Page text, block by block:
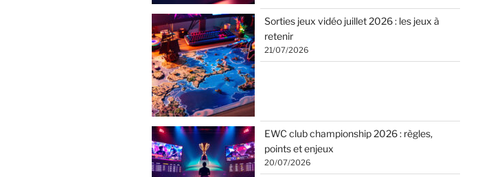
Sorties jeux vidéo juillet 2026 : les jeux à
retenir
21/07/2026
EWC club championship 2026 : règles,
points et enjeux
20/07/2026